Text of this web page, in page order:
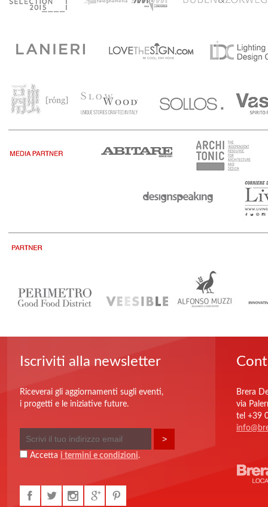
Iscriviti alla newsletter
Riceverai gli aggiornamenti sugli eventi,
i progetti e le iniziative future.
Accetta i termini e condizioni.
Brera
via
tel +39